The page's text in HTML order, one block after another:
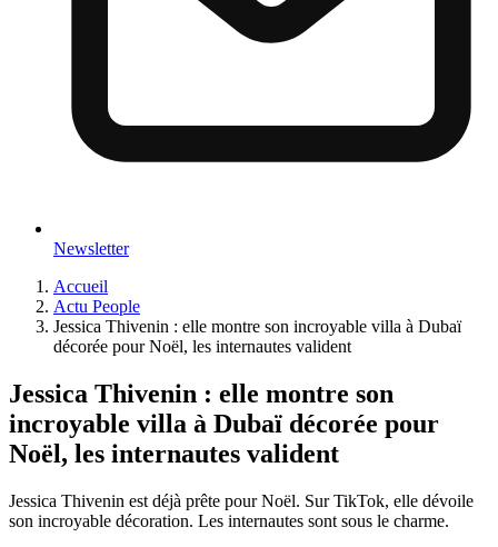
Newsletter
Accueil
Actu People
Jessica Thivenin : elle montre son incroyable villa à Dubaï
décorée pour Noël, les internautes valident
Jessica Thivenin : elle montre son
incroyable villa à Dubaï décorée pour
Noël, les internautes valident
Jessica Thivenin est déjà prête pour Noël. Sur TikTok, elle dévoile
son incroyable décoration. Les internautes sont sous le charme.